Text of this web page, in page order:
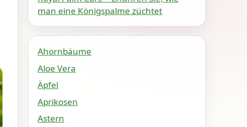
man eine Königspalme züchtet
Ahornbäume
Aloe Vera
Äpfel
Aprikosen
Astern